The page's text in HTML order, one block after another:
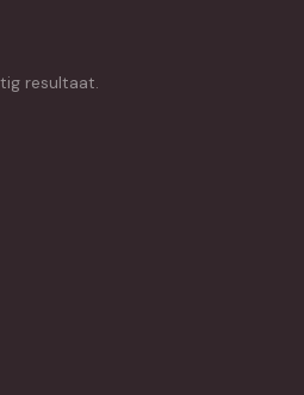
resultaat.